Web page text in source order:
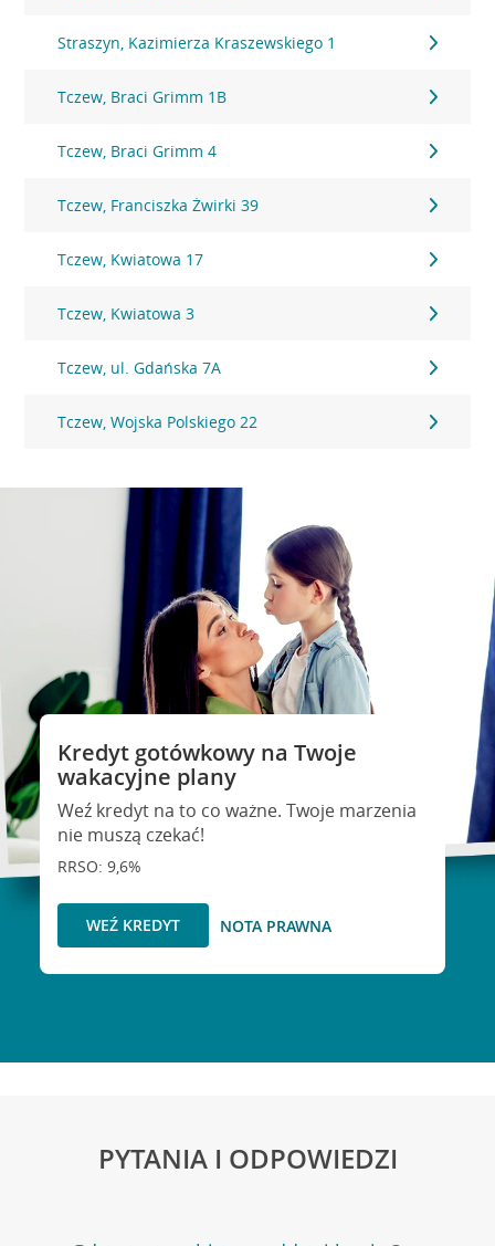
Straszyn, Kazimierza Kraszewskiego 1
Tczew, Braci Grimm 1B
Tczew, Braci Grimm 4
Tczew, Franciszka Żwirki 39
Tczew, Kwiatowa 17
Tczew, Kwiatowa 3
Tczew, ul. Gdańska 7A
Tczew, Wojska Polskiego 22
Kredyt gotówkowy na Twoje
wakacyjne plany
Weź kredyt na to co ważne. Twoje marzenia
nie muszą czekać!
RRSO: 9,6%
WEŹ KREDYT NOTA PRAWNA
PYTANIA I ODPOWIEDZI